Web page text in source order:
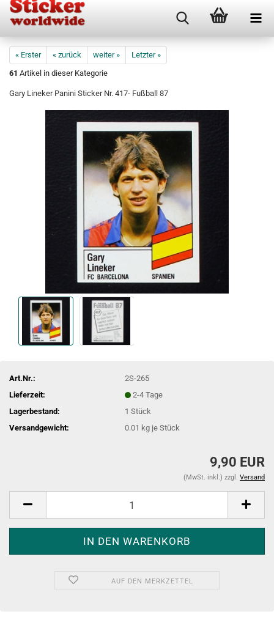
« Erster « zurück weiter »
Letzter »
61 Artikel in dieser Kategorie
Gary Lineker Panini Sticker Nr. 417- Fußball 87
Art.Nr.:
2S-265
Lieferzeit:
2-4 Tage
Lagerbestand:
1Stück
Versandgewicht:
0.01 kg je Stück
9,90 EUR
(MwSt. inkl.) zzgl. Versand
AUF DEN MERKZETTEL